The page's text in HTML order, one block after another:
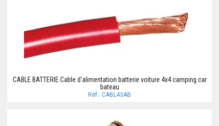
CABLE BATTERIE Cable d'alimentation batterie voiture 4x4 camping car
bateau
Réf.: CABL43AB